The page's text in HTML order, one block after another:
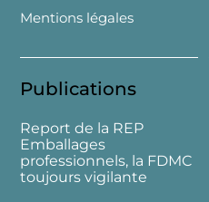
Mentions légales
Publications
Report de la REP
Emballages
professionnels, la FDMC
toujours vigilante